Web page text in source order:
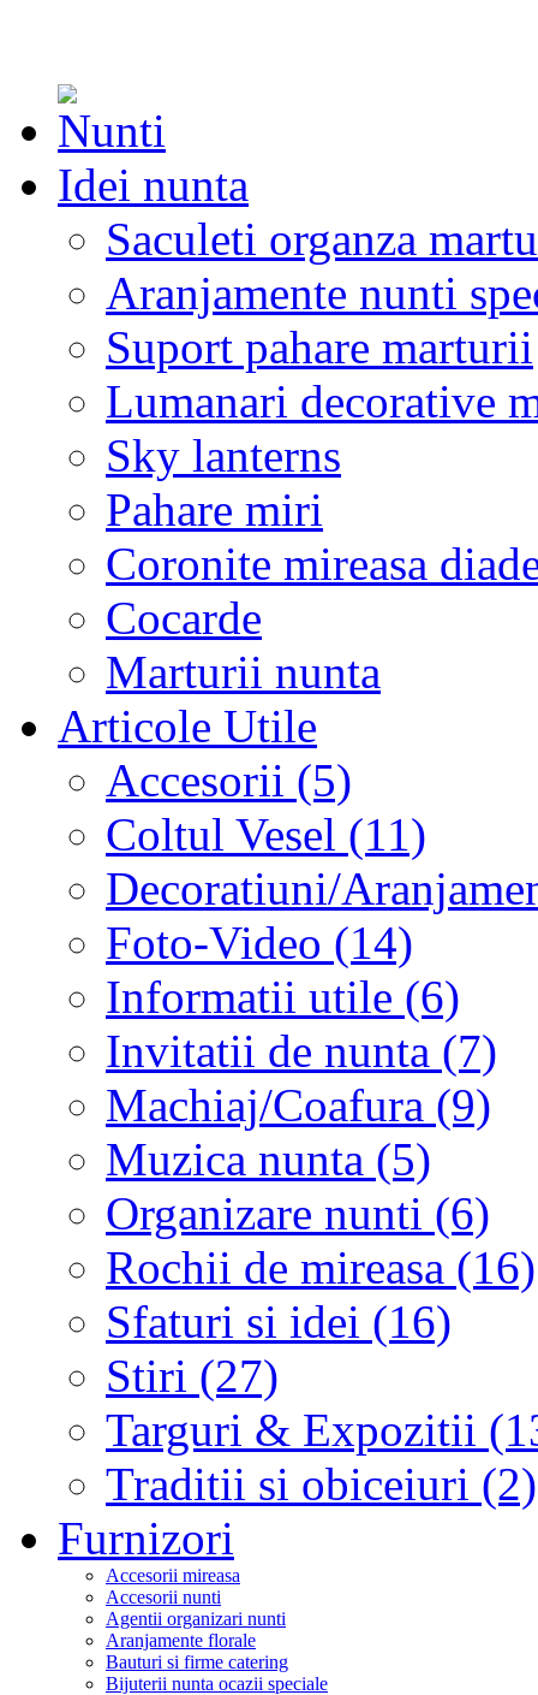
Idei nunta
Saculeti organza
Aranjamente nunti
Suport pahare marturii
Lumanari decorative
Sky lanterns
Pahare miri
Coronite mireasa
Cocarde
Marturii nunta
Articole Utile
Accesorii (5)
Coltul Vesel (11)
Decoratiuni/
Foto-Video (14)
Informatii utile (6)
Invitatii de nunta (7)
Machiaj/Coafura (9)
Muzica nunta (5)
Organizare nunti (6)
Rochii de mireasa (16)
Sfaturi si idei (16)
Stiri (27)
Targuri & Expozitii
Traditii si obiceiuri (2)
Furnizori
Accesorii mireasa
Accesorii nunti
Agentii organizari nunti
Aranjamente florale
Bauturi si firme catering
Bijuterii nunta ocazii speciale